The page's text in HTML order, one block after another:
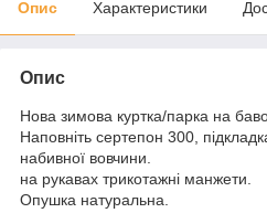
Опис Характеристики
Опис
Нова зимова куртка/парка на
Наповніть сертепон 300,
набивної вовчини.
на рукавах трикотажні манжети.
Опушка натуральна.